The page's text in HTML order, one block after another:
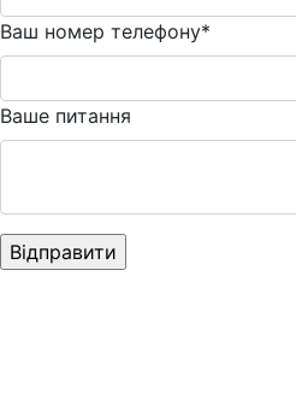
Ваш номер телефону*
Ваше питання